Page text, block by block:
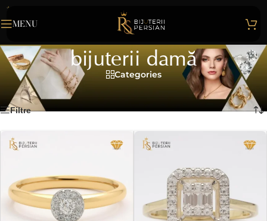
MENU
bijuterii damă
Categories
Home>bijuterii damă Afișez toate cele 5 rezultate
Filtre